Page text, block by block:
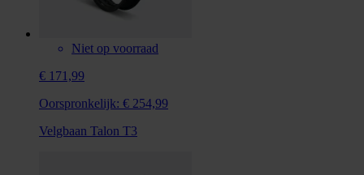
Niet op voorraad
€ 171,99
Oorspronkelijk: € 254,99
Velgbaan Talon T3